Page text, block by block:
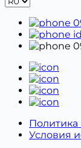
Условия